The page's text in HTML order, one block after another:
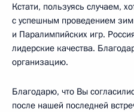
Кстати, пользуясь случаем,
с успешным проведением
и Паралимпийских игр.
лидерские качества.
организацию.
Благодарю, что Вы
после нашей последней